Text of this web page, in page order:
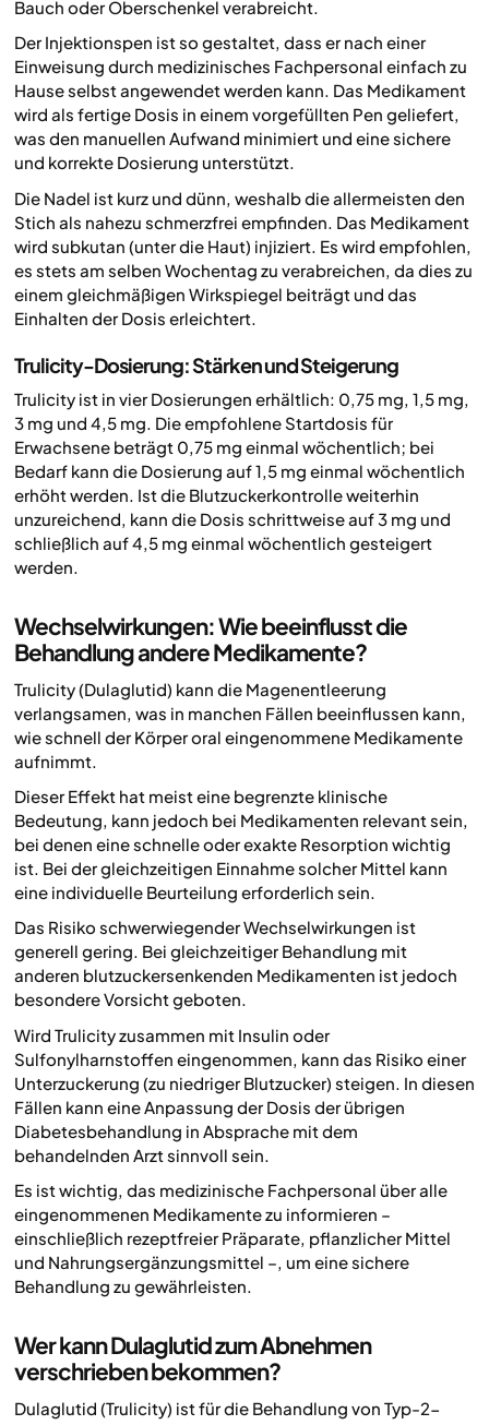
Bauch oder Oberschenkel verabreicht.
Der Injektionspen ist so gestaltet, dass er nach einer
Einweisung durch medizinisches Fachpersonal einfach zu
Hause selbst angewendet werden kann. Das Medikament
wird als fertige Dosis in einem vorgefüllten Pen geliefert,
was den manuellen Aufwand minimiert und eine sichere
und korrekte Dosierung unterstützt.
Die Nadel ist kurz und dünn, weshalb die allermeisten den
Stich als nahezu schmerzfrei empfinden. Das Medikament
wird subkutan (unter die Haut) injiziert. Es wird empfohlen,
es stets am selben Wochentag zu verabreichen, da dies zu
einem gleichmäßigen Wirkspiegel beiträgt und das
Einhalten der Dosis erleichtert.
Trulicity-Dosierung: Stärken und Steigerung
Trulicity ist in vier Dosierungen erhältlich: 0,75 mg, 1,5 mg,
3 mg und 4,5 mg. Die empfohlene Startdosis für
Erwachsene beträgt 0,75 mg einmal wöchentlich; bei
Bedarf kann die Dosierung auf 1,5 mg einmal wöchentlich
erhöht werden. Ist die Blutzuckerkontrolle weiterhin
unzureichend, kann die Dosis schrittweise auf 3 mg und
schließlich auf 4,5 mg einmal wöchentlich gesteigert
werden.
Wechselwirkungen: Wie beeinflusst die
Behandlung andere Medikamente?
Trulicity (Dulaglutid) kann die Magenentleerung
verlangsamen, was in manchen Fällen beeinflussen kann,
wie schnell der Körper oral eingenommene Medikamente
aufnimmt.
Dieser Effekt hat meist eine begrenzte klinische
Bedeutung, kann jedoch bei Medikamenten relevant sein,
bei denen eine schnelle oder exakte Resorption wichtig
ist. Bei der gleichzeitigen Einnahme solcher Mittel kann
eine individuelle Beurteilung erforderlich sein.
Das Risiko schwerwiegender Wechselwirkungen ist
generell gering. Bei gleichzeitiger Behandlung mit
anderen blutzuckersenkenden Medikamenten ist jedoch
besondere Vorsicht geboten.
Wird Trulicity zusammen mit Insulin oder
Sulfonylharnstoffen eingenommen, kann das Risiko einer
Unterzuckerung (zu niedriger Blutzucker) steigen. In diesen
Fällen kann eine Anpassung der Dosis der übrigen
Diabetesbehandlung in Absprache mit dem
behandelnden Arzt sinnvoll sein.
Es ist wichtig, das medizinische Fachpersonal über alle
eingenommenen Medikamente zu informieren –
einschließlich rezeptfreier Präparate, pflanzlicher Mittel
und Nahrungsergänzungsmittel –, um eine sichere
Behandlung zu gewährleisten.
Wer kann Dulaglutid zum Abnehmen
verschrieben bekommen?
Dulaglutid (Trulicity) ist für die Behandlung von Typ-2-